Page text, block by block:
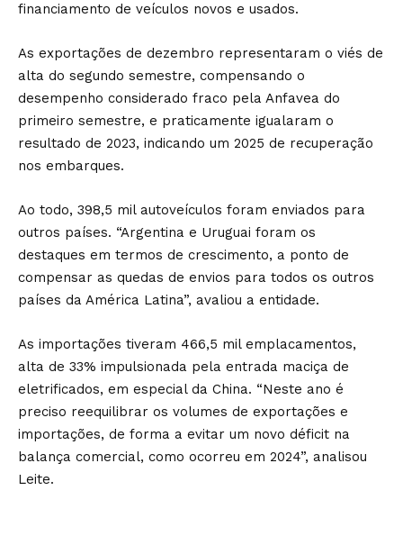
financiamento de veículos novos e usados.
As exportações de dezembro representaram o viés de
alta do segundo semestre, compensando o
desempenho considerado fraco pela Anfavea do
primeiro semestre, e praticamente igualaram o
resultado de 2023, indicando um 2025 de recuperação
nos embarques.
Ao todo, 398,5 mil autoveículos foram enviados para
outros países. “Argentina e Uruguai foram os
destaques em termos de crescimento, a ponto de
compensar as quedas de envios para todos os outros
países da América Latina”, avaliou a entidade.
As importações tiveram 466,5 mil emplacamentos,
alta de 33% impulsionada pela entrada maciça de
eletrificados, em especial da China. “Neste ano é
preciso reequilibrar os volumes de exportações e
importações, de forma a evitar um novo déficit na
balança comercial, como ocorreu em 2024”, analisou
Leite.